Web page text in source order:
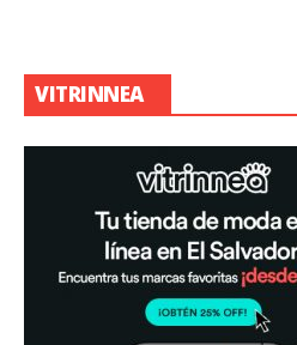
VITRINNEA